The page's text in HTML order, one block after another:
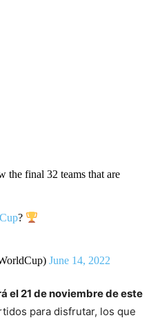
the final 32 teams that are
?
June 14, 2022
el 21 de noviembre de este
para disfrutar, los que